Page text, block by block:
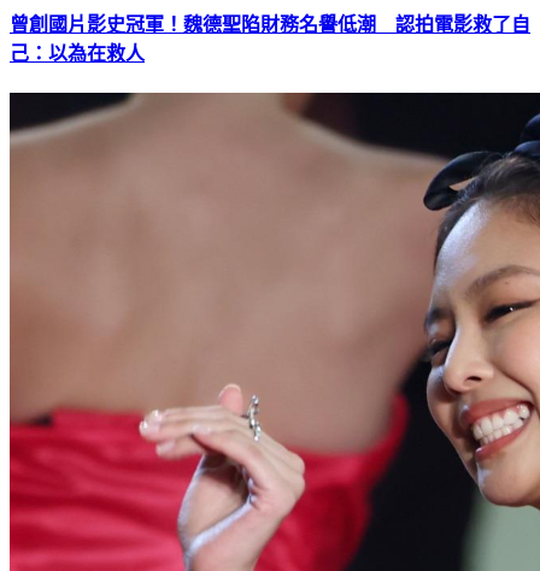
曾創國片影史冠軍！魏德聖陷財務名譽低潮 認拍電影救了自
己：以為在救人